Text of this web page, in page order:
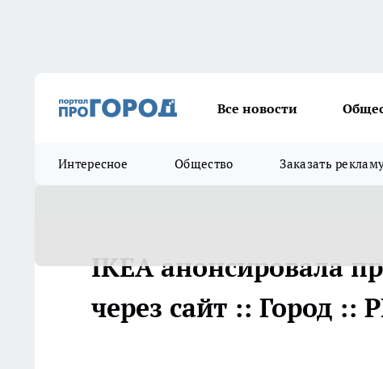
Все новости
Интересное Общество Заказать
IKEA анонсировала
через сайт :: Город ::